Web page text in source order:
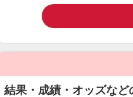
結果・成績・オッズな